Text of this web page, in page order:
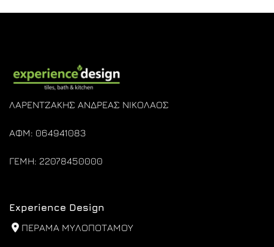
ΛΑΡΕΝΤΖΑΚΗΣ ΑΝΔΡΕΑΣ ΝΙΚΟΛΑΟΣ
ΑΦΜ: 064941083
ΓΕΜΗ: 22078450000
Experience Design
ΠΕΡΑΜΑ ΜΥΛΟΠΟΤΑΜΟΥ